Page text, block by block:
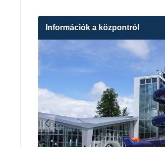
Információk a központról